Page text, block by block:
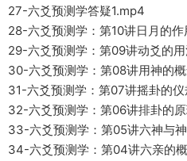
27-六爻预测学答疑1.mp4
28-六爻预测学：第10讲日月的
29-六爻预测学：第09讲动爻的
30-六爻预测学：第08讲用神的
31-六爻预测学：第07讲摇卦的
32-六爻预测学：第06讲排卦的
33-六爻预测学：第05讲六神与
34-六爻预测学：第04讲六亲的